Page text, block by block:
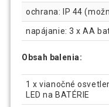
ochrana: IP 44
napájanie: 3 x AA
Obsah balenia:
1 x vianočné
LED na BATÉRIE